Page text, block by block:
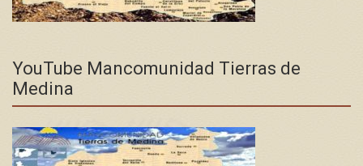
YouTube Mancomunidad Tierras de
Medina